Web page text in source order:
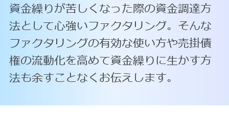
資金繰りが苦しくなった際の資金調達方
法として心強いファクタリング。そんな
ファクタリングの有効な使い方や売掛債
権の流動化を高めて資金繰りに生かす方
法も余すことなくお伝えします。